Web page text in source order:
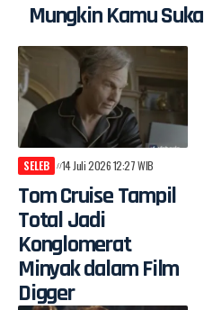
Mungkin Kamu Suka
SELEB 14 Juli 2026 12:27 WIB
Tom Cruise Tampil
Total Jadi
Konglomerat
Minyak dalam Film
Digger